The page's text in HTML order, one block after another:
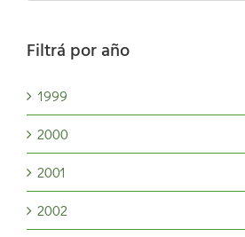
Filtrá por año
1999
2000
2001
2002